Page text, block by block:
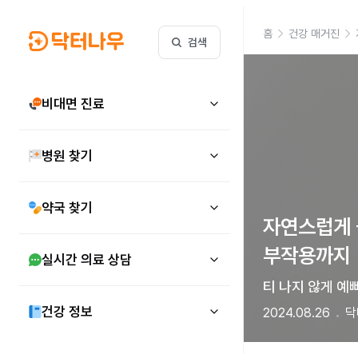
검색
비대면 진료
병원 찾기
약국 찾기
실시간 의료 상담
건강 정보
홈 건강 매거진
자연스럽
부작용까지
티 나지 않게 예
2024.08.26